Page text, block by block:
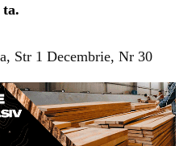
ta.
Str 1 Decembrie, Nr 30